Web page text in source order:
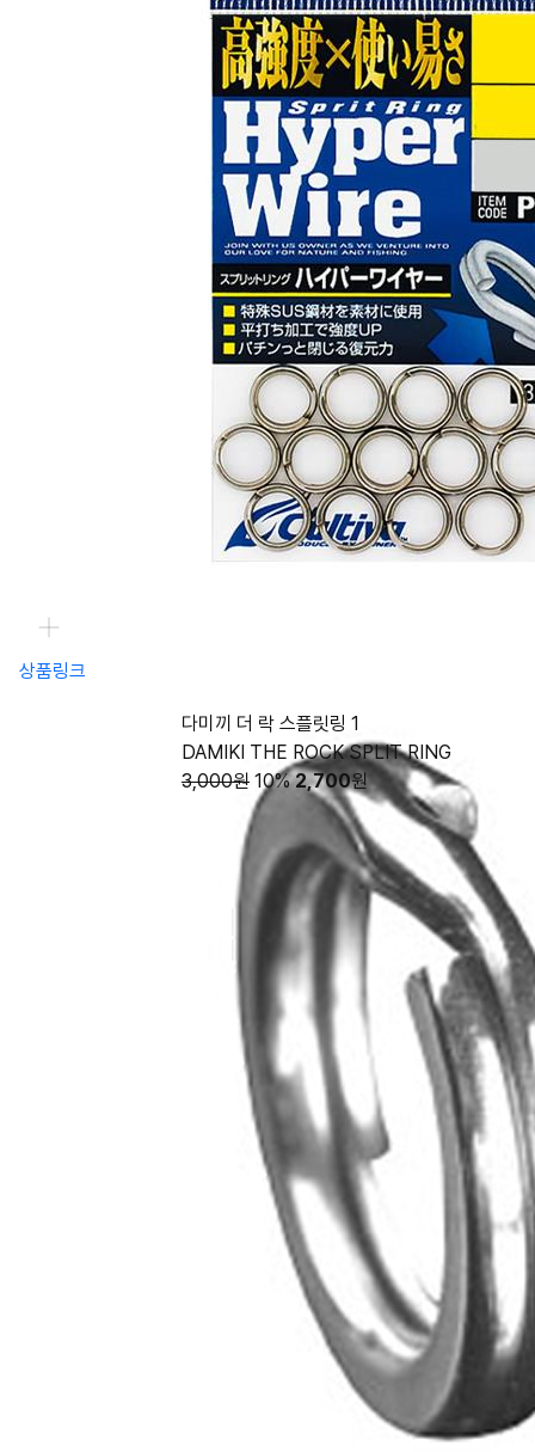
상품링크
다미끼 더 락 스플릿링 1
DAMIKI THE ROCK SPLIT RING
3,000원 10% 2,700원